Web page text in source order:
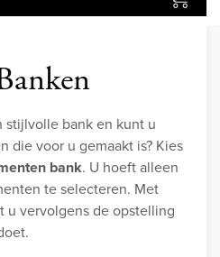
stijlvolle bank en kunt u
die voor u gemaakt is? Kies
bank. U hoeft alleen
te selecteren. Met
u vervolgens de opstelling